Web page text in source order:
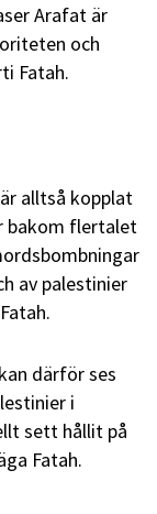
Arafat är
och
Fatah.
alltså kopplat
bakom flertalet
av palestinier
därför ses
i
sett hållit på
Fatah.